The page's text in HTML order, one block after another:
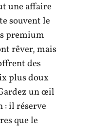
une affaire
souvent le
premium
rêver, mais
des
plus doux
un œil
: il réserve
que le